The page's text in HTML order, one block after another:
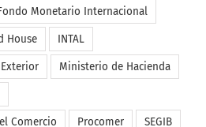
Monetario Internacional
House INTAL
Ministerio de Hacienda